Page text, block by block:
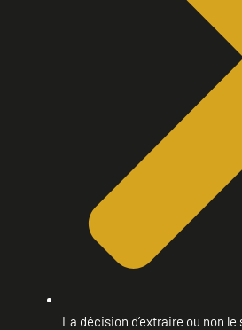
La décision d’extraire ou non